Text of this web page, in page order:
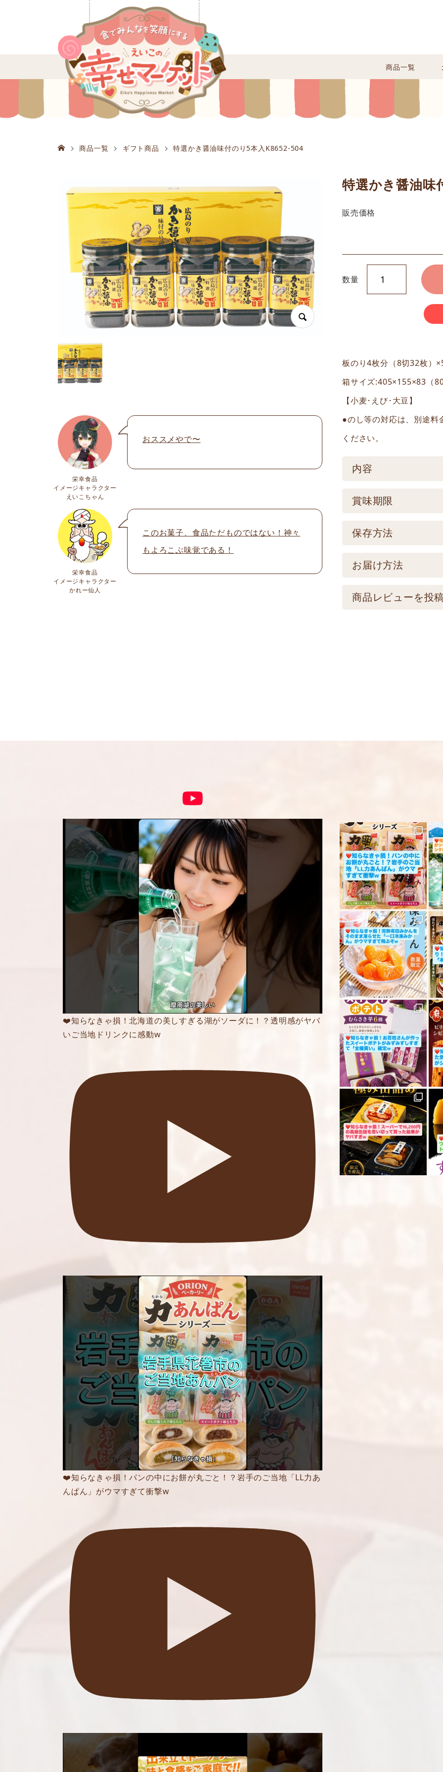
商品一覧
商品一覧 ギフト商品 特選かき醤油味付のり5本入K8652-504
栄幸食品
イメージキャラクター
えいこちゃん
おススメやで〜
栄幸食品
イメージキャラクター
かれー仙人
このお菓子、食品ただものではない！神々
もよろこぶ味覚である！
特選かき醤油味
板のり4枚分（8切32枚）
箱サイズ:405×155×83（80
【小麦･えび･大豆】
●のし等の対応は、別途料
ください。
販売価格
数量
内容
ケース／入数
賞味期限
賞味期限
品とは異なります。】
保存方法
保存方法
けてください。
お届け方法
配送方法
商品レビューを投
5段階評価をつけて
★
★★
★★★
★★★★
★★★★★
内容をご確認の上、
ください。
❤️知らなきゃ損！北海道の美しすぎる湖がソーダに！？透明感がヤバ
いご当地ドリンクに感動w
❤️知らなきゃ損！パンの中にお餅が丸ごと！？岩手のご当地「LL力あ
んぱん」がウマすぎて衝撃w